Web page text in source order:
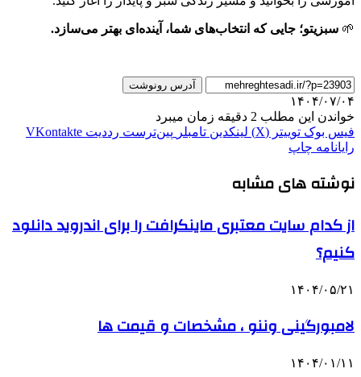
🌱 سبزیتو؛ جایی که انتخاب‌های شما، آینده‌ای بهتر می‌سازد.
آدرس رونوشت
۱۴۰۴/۰۷/۰۴
خواندن این مطلب 2 دقیقه زمان میبرد
فیس بوک توییتر (X) لینکدین ‫تامبلر ‫پین‌ترست ‫رددیت ‫VKontakte
رایانامه چاپ
نوشته های مشابه
از کدام سایت معتبری ماینکرافت را برای اندروید دانلود
کنیم؟
۱۴۰۴/۰۵/۲۱
لامبورگینی وننو ، مشخصات و قیمت ها
۱۴۰۴/۰۱/۱۱